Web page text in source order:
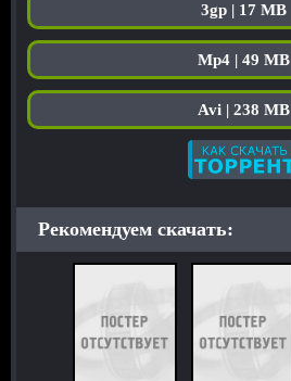
3gp | 17 MB
Mp4 | 49 MB
Avi | 238 MB
Рекомендуем скачать: